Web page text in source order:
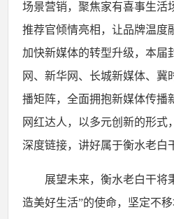
场景营销，聚焦家有喜事生活
推荐官倾情亮相，让品牌温度
加快新媒体的转型升级，本届
网、新华网、长城新媒体、冀
播矩阵，全面拥抱新媒体传播
网红达人，以多元创新的形式
深度链接，讲好属于衡水老白
展望未来，衡水老白干将
造美好生活”的使命，坚定不移